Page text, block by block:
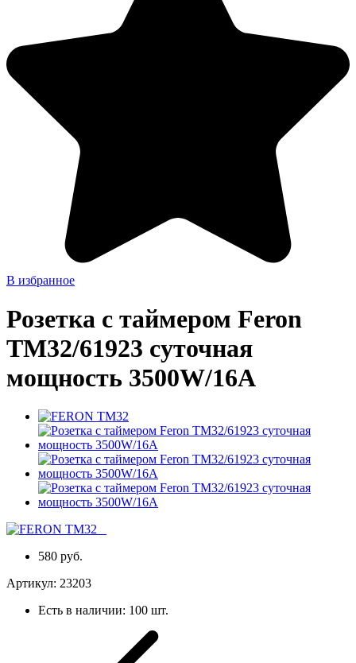
В избранное
Розетка с таймером Feron
TM32/61923 суточная
мощность 3500W/16A
580 руб.
Артикул: 23203
Есть в наличии: 100 шт.